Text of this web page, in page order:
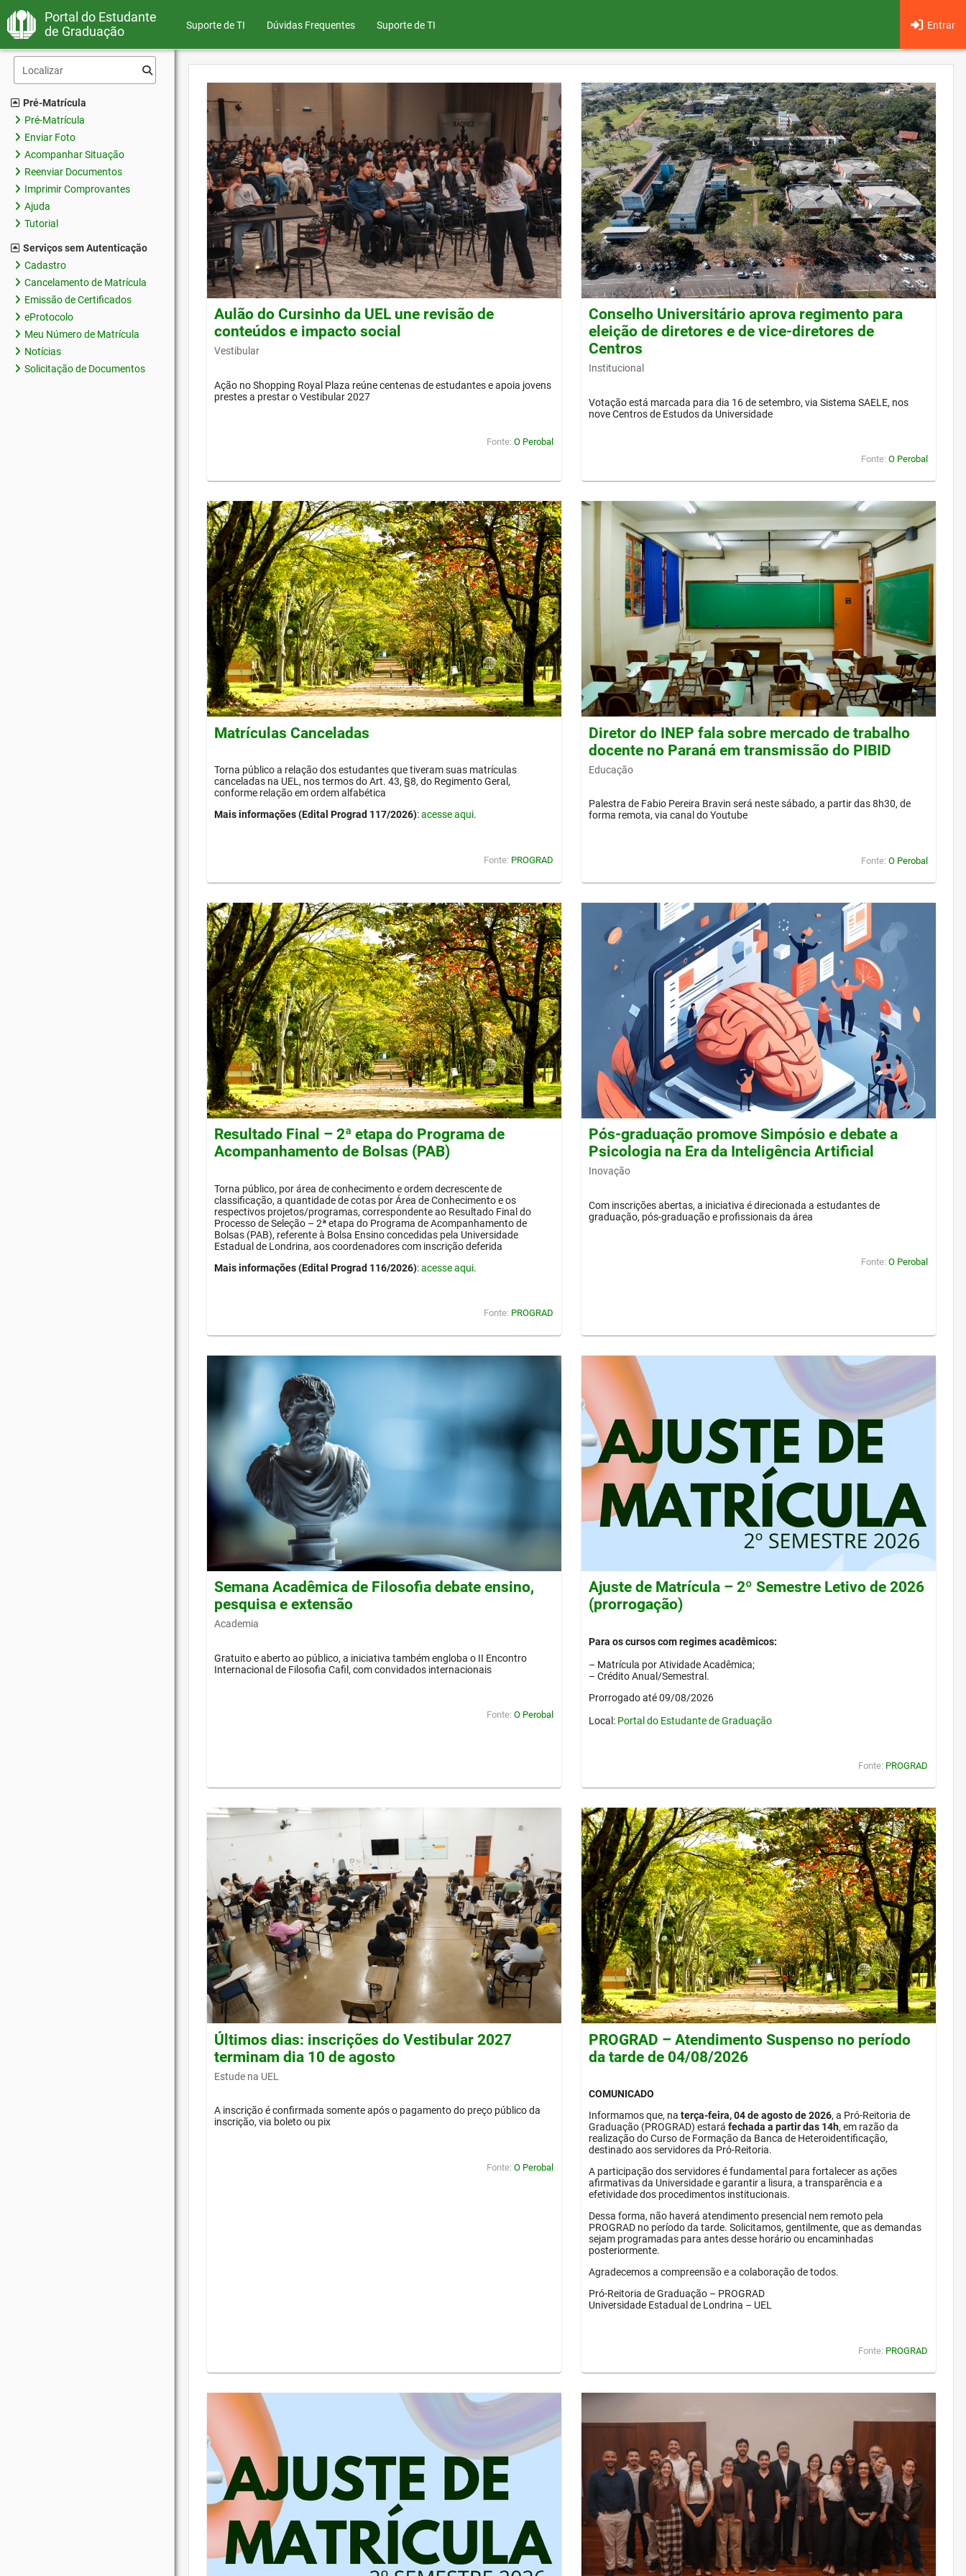
Portal do Estudante
de Graduação
Suporte de TI Dúvidas Frequentes Entrar
Suporte de TI
Pré-Matrícula
Pré-Matrícula
Enviar Foto
Acompanhar Situação
Reenviar Documentos
Imprimir Comprovantes
Ajuda
Tutorial
Serviços sem Autenticação
Cadastro
Cancelamento de Matrícula
Emissão de Certificados
eProtocolo
Meu Número de Matrícula
Notícias
Solicitação de Documentos
Aulão do Cursinho da UEL une revisão de
conteúdos e impacto social
Vestibular
Ação no Shopping Royal Plaza reúne centenas de estudantes e apoia jovens
prestes a prestar o Vestibular 2027
Fonte: O Perobal
Conselho Universitário aprova regimento para
eleição de diretores e de vice-diretores de
Centros
Institucional
Votação está marcada para dia 16 de setembro, via Sistema SAELE, nos
nove Centros de Estudos da Universidade
Fonte: O Perobal
Matrículas Canceladas
Torna público a relação dos estudantes que tiveram suas matrículas
canceladas na UEL, nos termos do Art. 43, §8, do Regimento Geral,
conforme relação em ordem alfabética
Mais informações (Edital Prograd 117/2026):acesse aqui.
Fonte: PROGRAD
Diretor do INEP fala sobre mercado de trabalho
docente no Paraná em transmissão do PIBID
Educação
Palestra de Fabio Pereira Bravin será neste sábado, a partir das 8h30, de
forma remota, via canal do Youtube
Fonte: O Perobal
Resultado Final – 2ª etapa do Programa de
Acompanhamento de Bolsas (PAB)
Torna público, por área de conhecimento e ordem decrescente de
classificação, a quantidade de cotas por Área de Conhecimento e os
respectivos projetos/programas, correspondente ao Resultado Final do
Processo de Seleção – 2ª etapa do Programa de Acompanhamento de
Bolsas (PAB), referente à Bolsa Ensino concedidas pela Universidade
Estadual de Londrina, aos coordenadores com inscrição deferida
Mais informações (Edital Prograd 116/2026):acesse aqui.
Fonte: PROGRAD
Pós-graduação promove Simpósio e debate a
Psicologia na Era da Inteligência Artificial
Inovação
Com inscrições abertas, a iniciativa é direcionada a estudantes de
graduação, pós-graduação e profissionais da área
Fonte: O Perobal
Semana Acadêmica de Filosofia debate ensino,
pesquisa e extensão
Academia
Gratuito e aberto ao público, a iniciativa também engloba o II Encontro
Internacional de Filosofia Cafil, com convidados internacionais
Fonte: O Perobal
Ajuste de Matrícula – 2º Semestre Letivo de 2026
(prorrogação)
Para os cursos com regimes acadêmicos:
– Matrícula por Atividade Acadêmica;
– Crédito Anual/Semestral.
Prorrogado até 09/08/2026
Local: Portal do Estudante de Graduação
Fonte: PROGRAD
Últimos dias: inscrições do Vestibular 2027
terminam dia 10 de agosto
Estude na UEL
A inscrição é confirmada somente após o pagamento do preço público da
inscrição, via boleto ou pix
Fonte: O Perobal
PROGRAD – Atendimento Suspenso no período
da tarde de 04/08/2026
COMUNICADO
Informamos que, na terça-feira, 04 de agosto de 2026, a Pró-Reitoria de
Graduação (PROGRAD) estará fechada a partir das 14h, em razão da
realização do Curso de Formação da Banca de Heteroidentificação,
destinado aos servidores da Pró-Reitoria.
A participação dos servidores é fundamental para fortalecer as ações
afirmativas da Universidade e garantir a lisura, a transparência e a
efetividade dos procedimentos institucionais.
Dessa forma, não haverá atendimento presencial nem remoto pela
PROGRAD no período da tarde. Solicitamos, gentilmente, que as demandas
sejam programadas para antes desse horário ou encaminhadas
posteriormente.
Agradecemos a compreensão e a colaboração de todos.
Pró-Reitoria de Graduação – PROGRAD
Universidade Estadual de Londrina – UEL
Fonte: PROGRAD